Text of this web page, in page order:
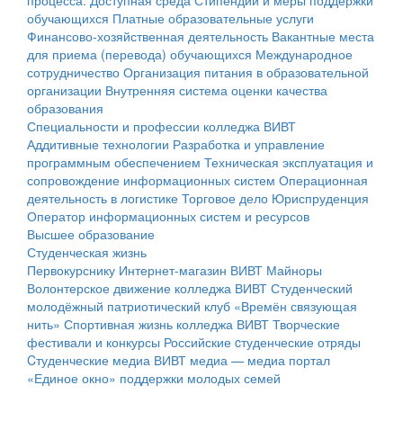
обучающихся Платные образовательные услуги
Финансово-хозяйственная деятельность Вакантные места
для приема (перевода) обучающихся Международное
сотрудничество Организация питания в образовательной
организации Внутренняя система оценки качества
образования
Специальности и профессии колледжа ВИВТ
Аддитивные технологии Разработка и управление
программным обеспечением Техническая эксплуатация и
сопровождение информационных систем Операционная
деятельность в логистике Торговое дело Юриспруденция
Оператор информационных систем и ресурсов
Высшее образование
Студенческая жизнь
Первокурснику Интернет-магазин ВИВТ Майноры
Волонтерское движение колледжа ВИВТ Студенческий
молодёжный патриотический клуб «Времён связующая
нить» Спортивная жизнь колледжа ВИВТ Творческие
фестивали и конкурсы Российские cтуденческие отряды
Cтуденческие медиа ВИВТ медиа — медиа портал
«Единое окно» поддержки молодых семей